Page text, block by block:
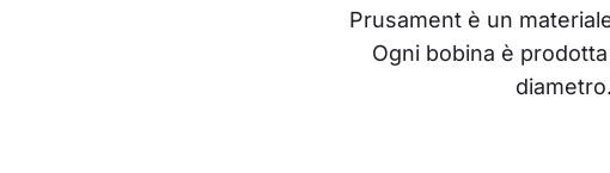
Prusament è un
Ogni bobina è